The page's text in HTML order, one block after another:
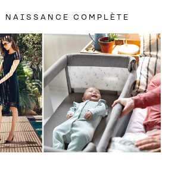
NAISSANCE COMPLÈTE